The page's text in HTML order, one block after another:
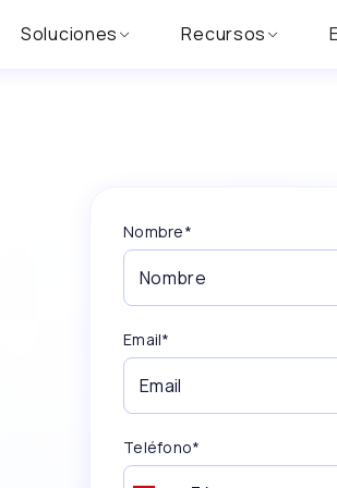
Soluciones Recursos
Nombre*
Email*
Teléfono*